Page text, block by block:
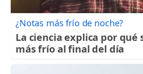
¿Notas más frío de noche?
La ciencia explica por qué
más frío al final del día